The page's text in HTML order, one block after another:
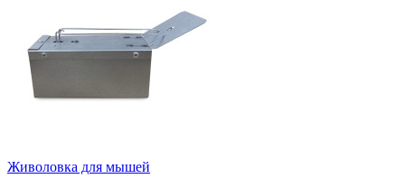
Живоловка для мышей